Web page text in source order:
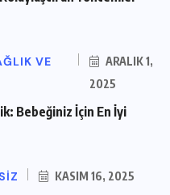
VE
ARALIK 1,
2025
Bebeğiniz İçin En İyi
KASIM 16, 2025